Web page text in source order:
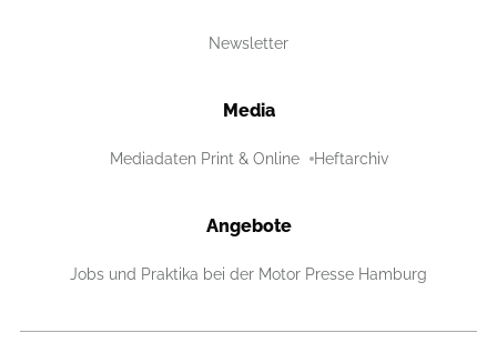
Newsletter
Media
Mediadaten Print & Online Heftarchiv
Angebote
Jobs und Praktika bei der Motor Presse Hamburg